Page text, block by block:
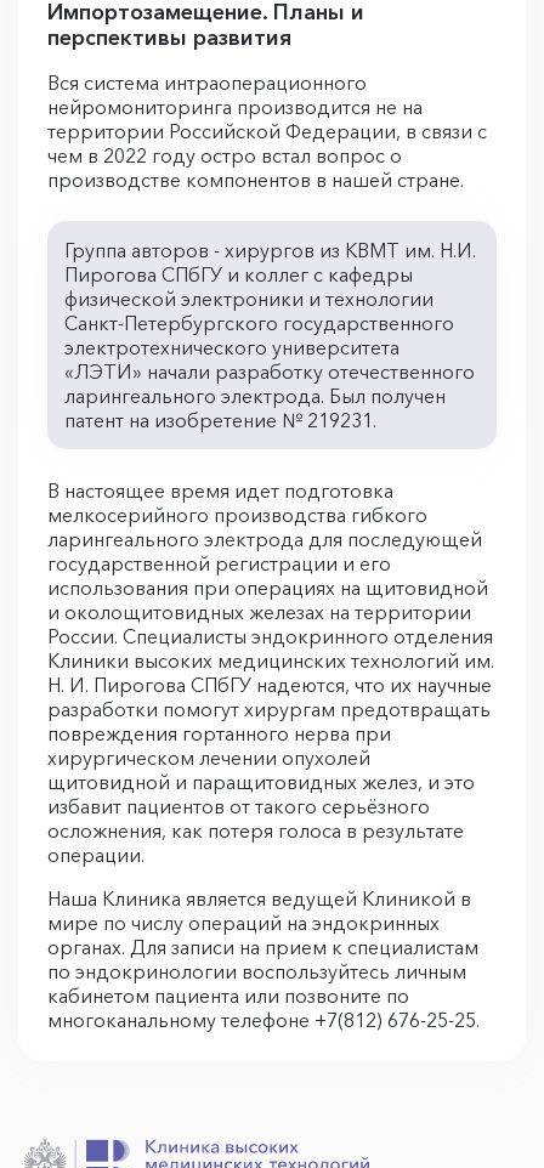
Импортозамещение. Планы и
перспективы развития
Вся система интраоперационного
нейромониторинга производится не на
территории Российской Федерации, в связи с
чем в 2022 году остро встал вопрос о
производстве компонентов в нашей стране.
Группа авторов - хирургов из КВМТ им. Н.И.
Пирогова СПбГУ и коллег с кафедры
физической электроники и технологии
Санкт-Петербургского государственного
электротехнического университета
«ЛЭТИ» начали разработку отечественного
ларингеального электрода. Был получен
патент на изобретение № 219231.
В настоящее время идет подготовка
мелкосерийного производства гибкого
ларингеального электрода для последующей
государственной регистрации и его
использования при операциях на щитовидной
и околощитовидных железах на территории
России. Специалисты эндокринного отделения
Клиники высоких медицинских технологий им.
Н. И. Пирогова СПбГУ надеются, что их научные
разработки помогут хирургам предотвращать
повреждения гортанного нерва при
хирургическом лечении опухолей
щитовидной и паращитовидных желез, и это
избавит пациентов от такого серьёзного
осложнения, как потеря голоса в результате
операции.
Наша Клиника является ведущей Клиникой в
мире по числу операций на эндокринных
органах. Для записи на прием к специалистам
по эндокринологии воспользуйтесь личным
кабинетом пациента или позвоните по
многоканальному телефоне +7(812) 676-25-25.